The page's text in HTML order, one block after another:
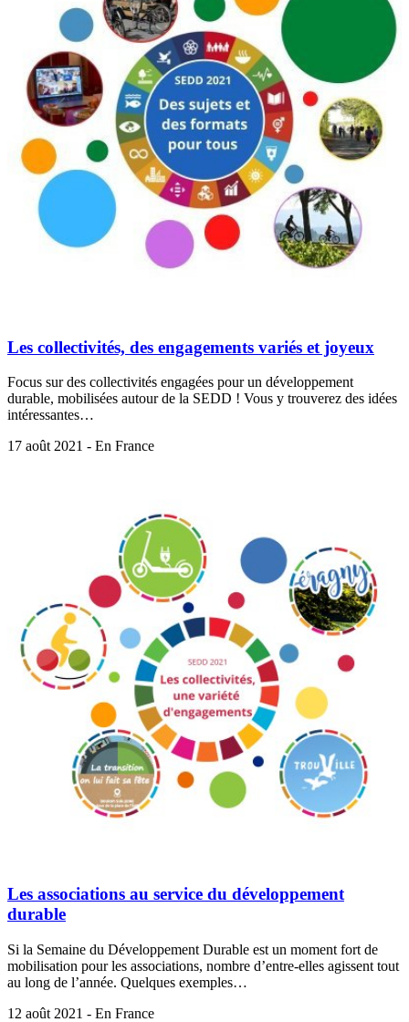
Les collectivités, des engagements variés et joyeux
Focus sur des collectivités engagées pour un développement
durable, mobilisées autour de la SEDD ! Vous y trouverez des idées
intéressantes…
17 août 2021 - En France
Les associations au service du développement
durable
Si la Semaine du Développement Durable est un moment fort de
mobilisation pour les associations, nombre d’entre-elles agissent tout
au long de l’année. Quelques exemples…
12 août 2021 - En France